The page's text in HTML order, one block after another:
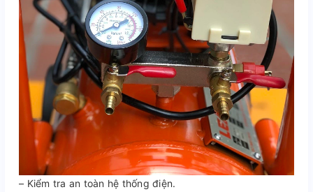
– Kiểm tra an toàn hệ thống điện.